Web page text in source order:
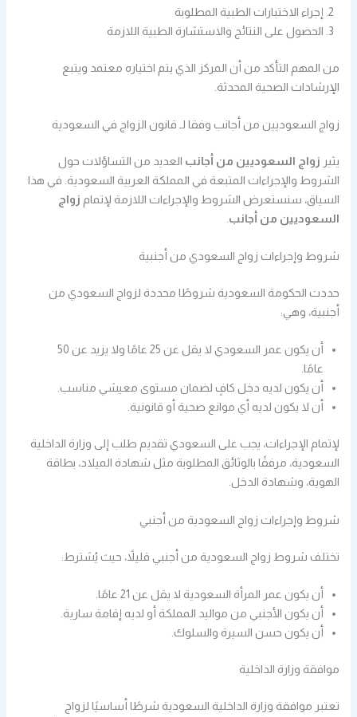
إجراء الاختبارات الطبية المطلوبة
الحصول على النتائج والاستشارة الطبية اللازمة
من المهم التأكد من أن المركز الذي يتم اختياره معتمد ويتبع
الإرشادات الصحية المحدثة.
زواج السعوديين من أجانب وفقا لـ قانون الزواج في السعودية
يثير زواج السعوديين من أجانب العديد من التساؤلات حول
الشروط والإجراءات المتبعة في المملكة العربية السعودية. في هذا
السياق، سنستعرض الشروط والإجراءات اللازمة لإتمام زواج
السعوديين من أجانب
شروط وإجراءات زواج السعودي من أجنبية
حددت الحكومة السعودية شروطًا محددة لزواج السعودي من
أجنبية، وهي:
أن يكون عمر السعودي لا يقل عن 25 عامًا ولا يزيد عن 50
عامًا.
أن يكون لديه دخل كافٍ لضمان مستوى معيشي مناسب.
أن لا يكون لديه أي موانع صحية أو قانونية.
لإتمام الإجراءات، يجب على السعودي تقديم طلب إلى وزارة الداخلية
السعودية، مرفقًا بالوثائق المطلوبة مثل شهادة الميلاد، بطاقة
الهوية، وشهادة الدخل.
شروط وإجراءات زواج السعودية من أجنبي
تختلف شروط زواج السعودية من أجنبي قليلاً، حيث يُشترط:
أن يكون عمر المرأة السعودية لا يقل عن 21 عامًا.
أن يكون الأجنبي من مواليد المملكة أو لديه إقامة سارية.
أن يكون حسن السيرة والسلوك.
موافقة وزارة الداخلية
تعتبر موافقة وزارة الداخلية السعودية شرطًا أساسيًا لزواج